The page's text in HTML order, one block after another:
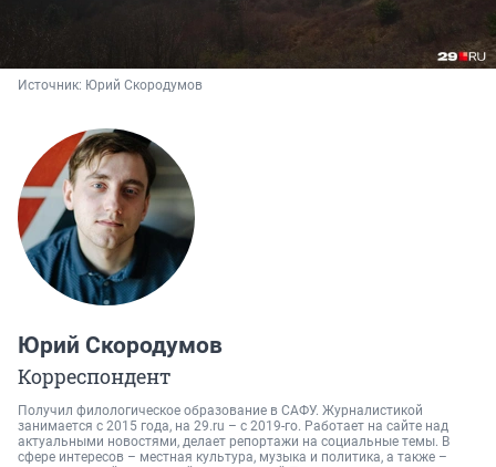
Источник: Юрий Скородумов
Юрий Скородумов
Корреспондент
Получил филологическое образование в САФУ. Журналистикой
занимается с 2015 года, на 29.ru – c 2019-го. Работает на сайте над
актуальными новостями, делает репортажи на социальные темы. В
сфере интересов – местная культура, музыка и политика, а также –